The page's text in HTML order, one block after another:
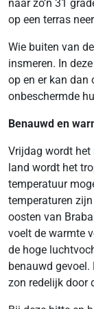
naar zo’n 31
op een terras
Wie buiten van
insmeren. In
op en er kan dan
onbeschermde
Benauwd en
Vrijdag wordt
land wordt het
temperatuur
temperaturen
oosten van
voelt de warmte
de hoge
benauwd
zon redelijk door